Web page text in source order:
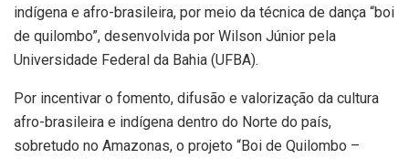
indígena e afro-brasileira, por meio da técnica de dança “boi
de quilombo”, desenvolvida por Wilson Júnior pela
Universidade Federal da Bahia (UFBA).
Por incentivar o fomento, difusão e valorização da cultura
afro-brasileira e indígena dentro do Norte do país,
sobretudo no Amazonas, o projeto “Boi de Quilombo –